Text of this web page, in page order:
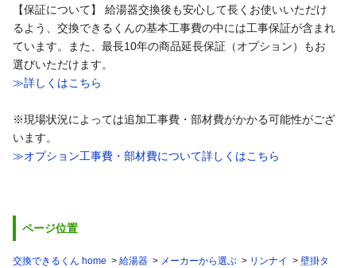
【保証について】 給湯器交換後も安心して長くお使いいただけ
るよう、交換できるくんの基本工事費の中には工事保証が含まれ
ています。また、最長10年の商品延長保証（オプション）もお
選びいただけます。
≫詳しくはこちら
※現場状況によっては追加工事費・部材費がかかる可能性がござ
います。
≫オプション工事費・部材費について詳しくはこちら
ページ位置
交換できるくん home 給湯器 メーカーから選ぶ リンナイ
壁掛タ